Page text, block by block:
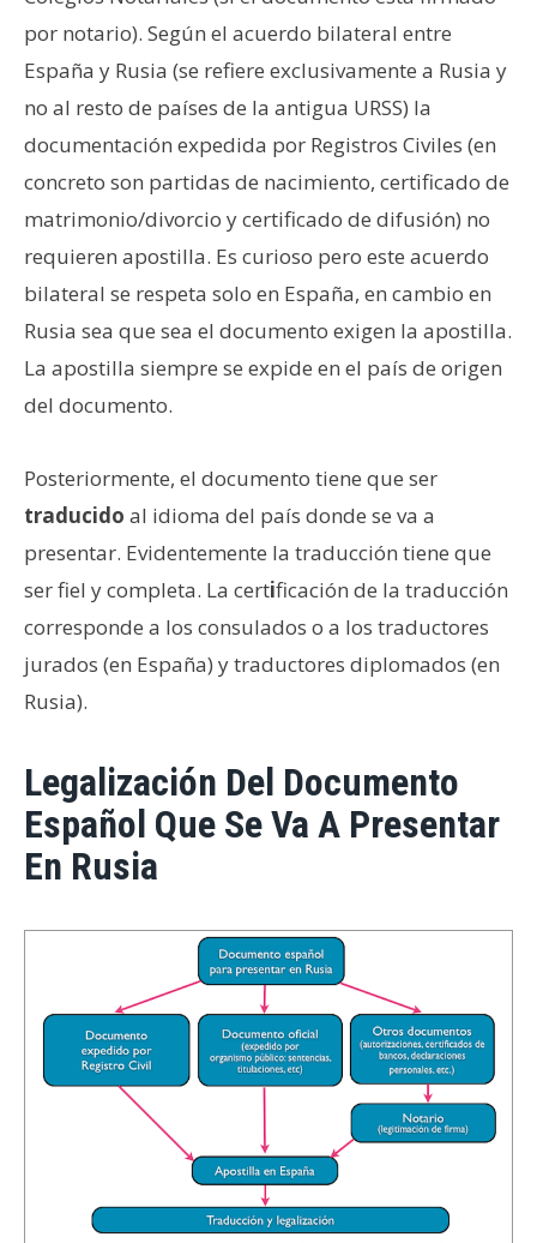
por notario). Según el acuerdo bilateral entre
España y Rusia (se refiere exclusivamente a Rusia y
no al resto de países de la antigua URSS) la
documentación expedida por Registros Civiles (en
concreto son partidas de nacimiento, certificado de
matrimonio/divorcio y certificado de difusión) no
requieren apostilla. Es curioso pero este acuerdo
bilateral se respeta solo en España, en cambio en
Rusia sea que sea el documento exigen la apostilla.
La apostilla siempre se expide en el país de origen
del documento.
Posteriormente, el documento tiene que ser
traducido al idioma del país donde se va a
presentar. Evidentemente la traducción tiene que
ser fiel y completa. La certificación de la traducción
corresponde a los consulados o a los traductores
jurados (en España) y traductores diplomados (en
Rusia).
Legalización Del Documento
Español Que Se Va A Presentar
En Rusia